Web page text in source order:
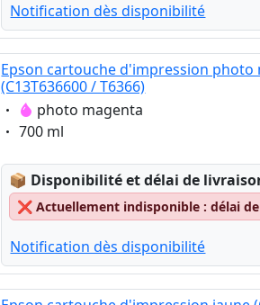
Notification dès disponibilité
Epson cartouche d'impression photo
(C13T636600 / T6366)
Eigenschaft:
photo magenta
Eigenschaft:
700 ml
📦 Lagerstatus:
Disponibilité et délai de
❌ Actuellement indisponible : délai
Notification dès disponibilité